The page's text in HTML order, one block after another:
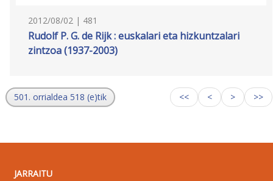
2012/08/02 | 481
Rudolf P. G. de Rijk : euskalari eta hizkuntzalari
zintzoa (1937-2003)
501. orrialdea 518 (e)tik << < > >>
JARRAITU